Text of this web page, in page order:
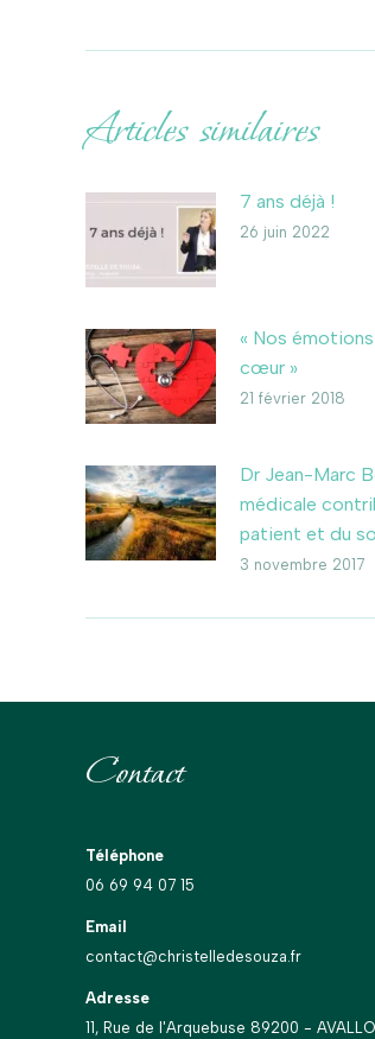
Articles similaires
7 ans déjà !
26 juin 2022
« Nos
cœur »
21 février 2018
Dr Jean-Marc
médicale
patient et du
3 novembre 2017
Contact
Téléphone
06 69 94 07 15
Email
contact@christelledesouza.fr
Adresse
11, Rue de l'Arquebuse 89200 -